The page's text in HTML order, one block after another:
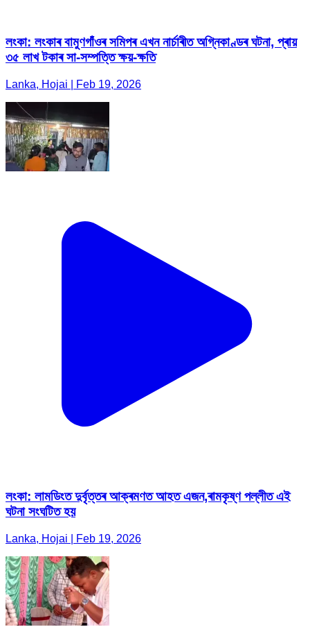
লংকা: লংকাৰ বামুণগাঁওৰ সমিপৰ এখন নাৰ্চাৰীত অগ্নিকাণ্ডৰ ঘটনা, প্ৰায়
৩৫ লাখ টকাৰ সা-সম্পত্তি ক্ষয়-ক্ষতি
Lanka, Hojai | Feb 19, 2026
লংকা: লামডিংত দুৰ্বৃত্তৰ আক্ৰমণত আহত এজন,ৰামকৃষ্ণ পল্লীত এই
ঘটনা সংঘটিত হয়
Lanka, Hojai | Feb 19, 2026